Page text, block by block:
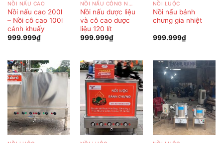
NỒI NẤU CAO
Nồi nấu cao 200l
– Nồi cô cao 100l
cánh khuấy
999.999₫
Nồi nấu dược liệu
và cô cao dược
liệu 120 lít
999.999₫
NỒI LUỘC
Nồi nấu bánh
chưng gia nhiệt
999.999₫